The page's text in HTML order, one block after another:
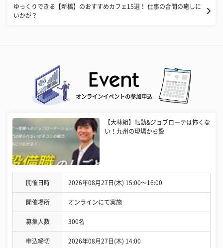
ゆっくりできる【新橋】のおすすめカフェ15選！ 仕事の合間の癒しに
いかが？
オンラインイベントの参加申込
【大林組】転勤&ジョブローテは怖くな
い！九州の現場から設
開催日時 2026年08月27日(木) 15:00〜16:00
開催場所 オンラインにて実施
募集人数 300名
申込締切 2026年08月27日(木) 14:00